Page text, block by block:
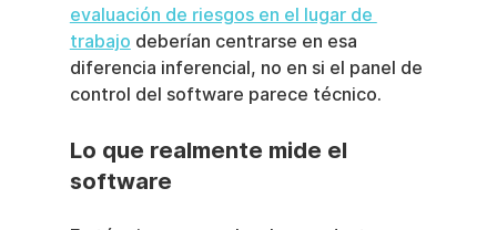
evaluación de riesgos en el lugar de
trabajo deberían centrarse en esa
diferencia inferencial, no en si el panel de
control del software parece técnico.
Lo que realmente mide el
software